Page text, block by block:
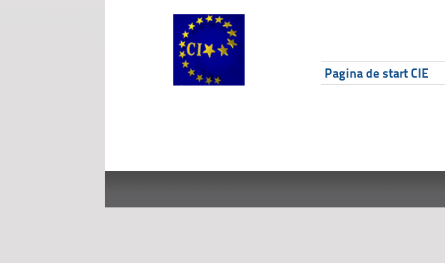
Pagina de start CIE